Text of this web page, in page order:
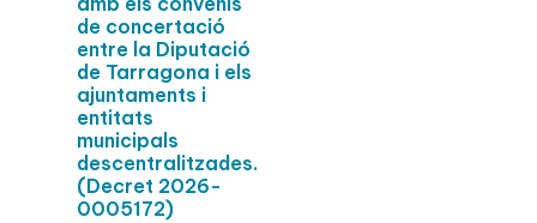
de concertació
entre la Diputació
de Tarragona i els
ajuntaments i
entitats
municipals
descentralitzades.
(Decret 2026-
0005172)